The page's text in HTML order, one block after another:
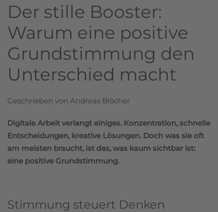
Der stille Booster:
Warum eine positive
Grundstimmung den
Unterschied macht
Geschrieben von Andreas Blöcher
Digitale Arbeit verlangt einiges. Konzentration, schnelle
Entscheidungen, kreative Lösungen. Doch was sie oft
am meisten braucht, ist das, was kaum sichtbar ist:
eine positive Grundstimmung.
Stimmung steuert Denken